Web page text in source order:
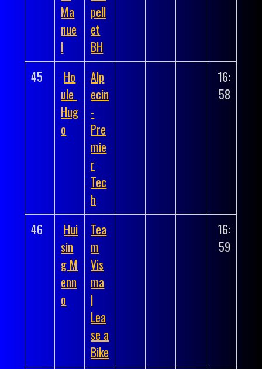
Ma
nue
l
pell
et
BH
45
Ho
ule
Hug
o
Alp
ecin
-
Pre
mie
r
Tec
h
16:
58
46
Hui
sin
g M
enn
o
Tea
m
Vis
ma
|
Lea
se a
Bike
16:
59